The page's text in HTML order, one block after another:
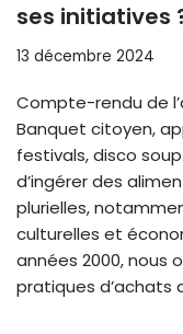
ses initiatives
13 décembre 2024
Compte-rendu de
Banquet citoyen,
festivals, disco
d’ingérer des
plurielles,
culturelles et
années 2000, nous
pratiques d’achats